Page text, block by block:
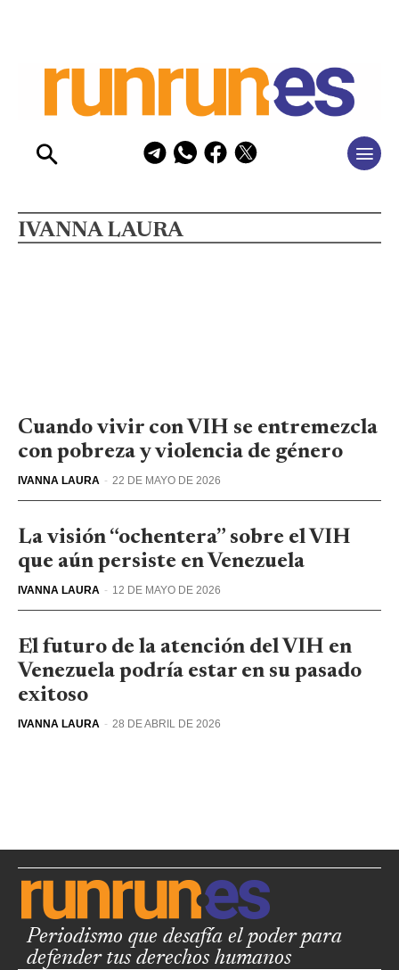
IVANNA LAURA
Cuando vivir con VIH se entremezcla
con pobreza y violencia de género
IVANNA LAURA - 22 DE MAYO DE 2026
La visión “ochentera” sobre el VIH
que aún persiste en Venezuela
IVANNA LAURA - 12 DE MAYO DE 2026
El futuro de la atención del VIH en
Venezuela podría estar en su pasado
exitoso
IVANNA LAURA - 28 DE ABRIL DE 2026
Periodismo que desafía el poder para
defender tus derechos humanos